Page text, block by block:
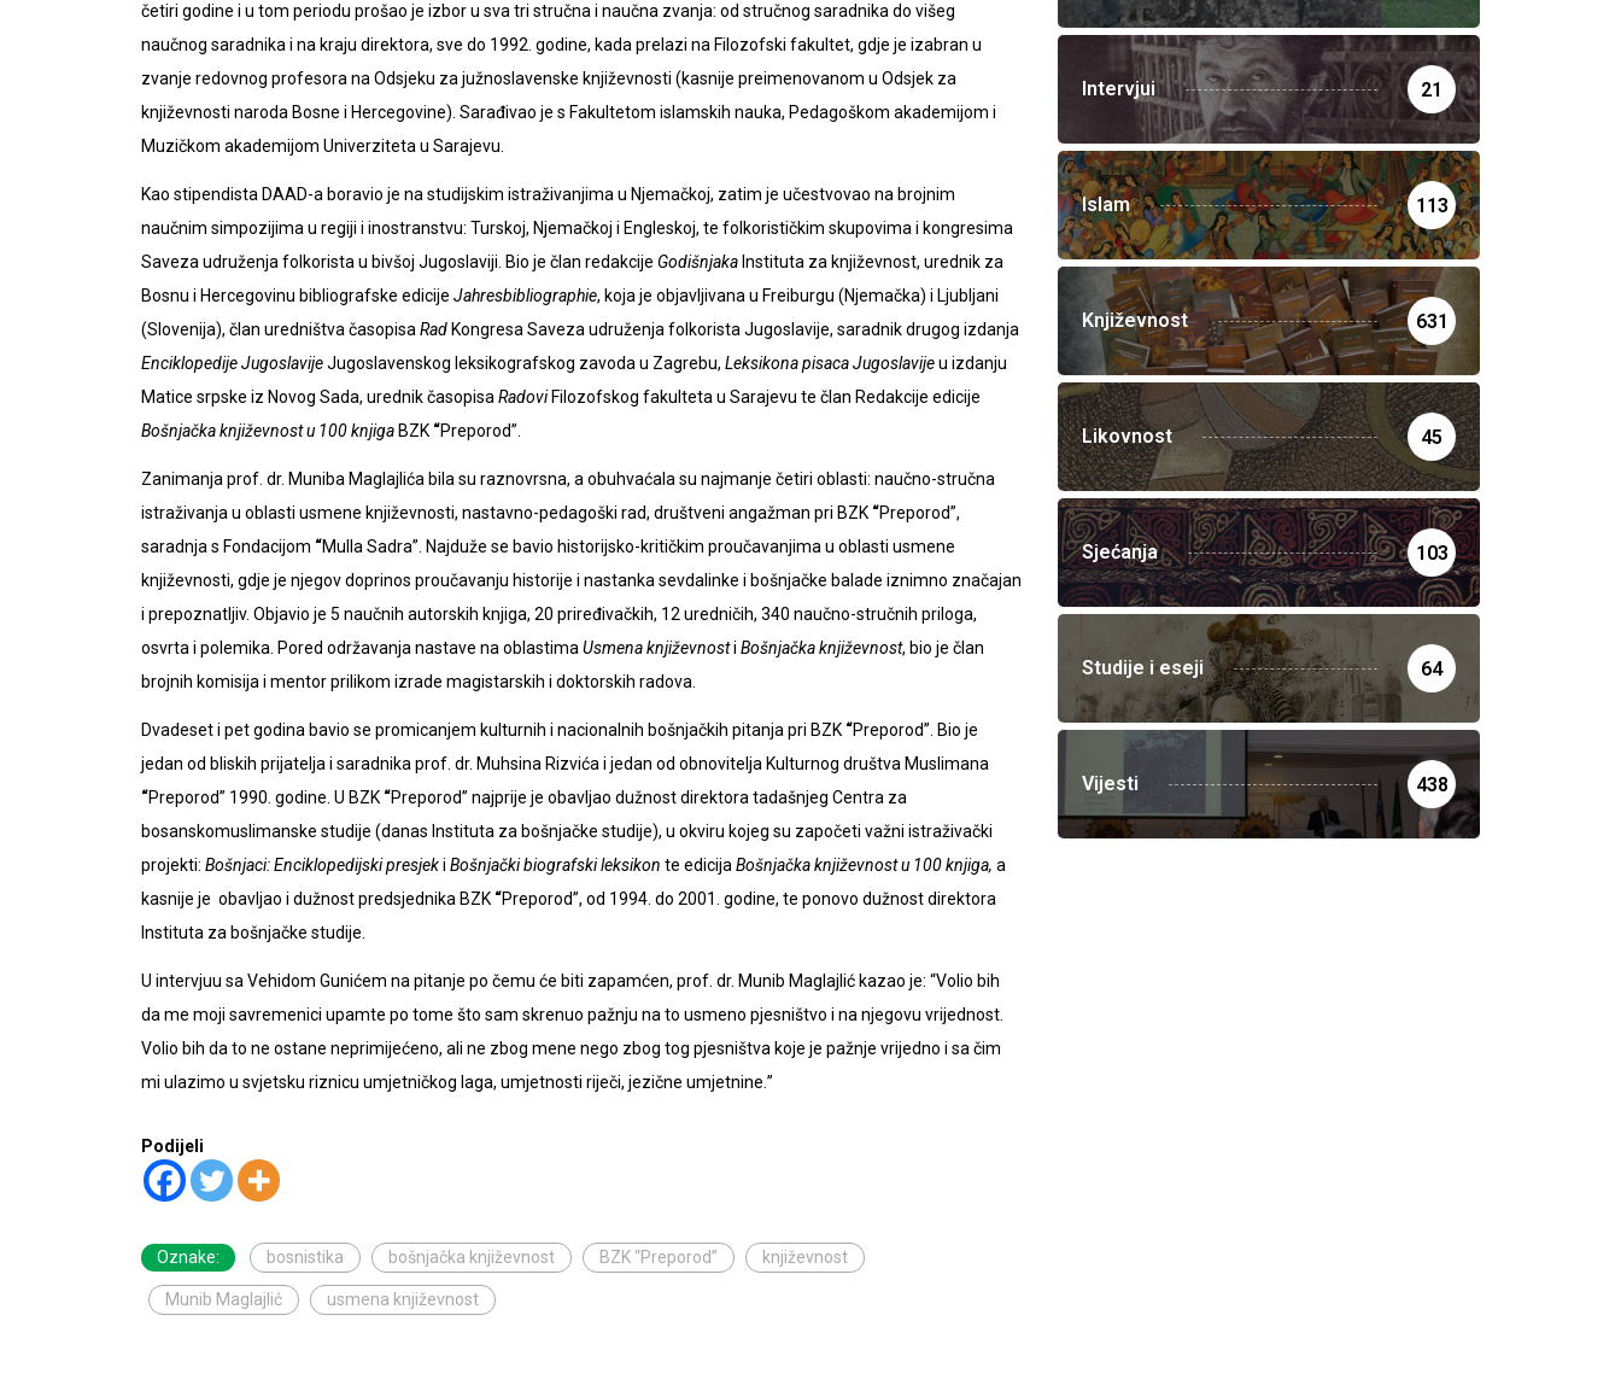
četiri godine i u tom periodu prošao je izbor u sva tri stručna i naučna zvanja: od stručnog saradnika do višeg
naučnog saradnika i na kraju direktora, sve do 1992. godine, kada prelazi na Filozofski fakultet, gdje je izabran u
zvanje redovnog profesora na Odsjeku za južnoslavenske književnosti (kasnije preimenovanom u Odsjek za
književnosti naroda Bosne i Hercegovine). Sarađivao je s Fakultetom islamskih nauka, Pedagoškom akademijom i
Muzičkom akademijom Univerziteta u Sarajevu.
Kao stipendista DAAD-a boravio je na studijskim istraživanjima u Njemačkoj, zatim je učestvovao na brojnim
naučnim simpozijima u regiji i inostranstvu: Turskoj, Njemačkoj i Engleskoj, te folkorističkim skupovima i kongresima
Saveza udruženja folkorista u bivšoj Jugoslaviji. Bio je član redakcije Godišnjaka Instituta za književnost, urednik za
Bosnu i Hercegovinu bibliografske edicije Jahresbibliographie, koja je objavljivana u Freiburgu (Njemačka) i Ljubljani
(Slovenija), član uredništva časopisa Rad Kongresa Saveza udruženja folkorista Jugoslavije, saradnik drugog izdanja
Enciklopedije JugoslavijeJugoslavenskog leksikografskog zavoda u Zagrebu, Leksikona pisaca Jugoslavijeu izdanju
Matice srpske iz Novog Sada, urednik časopisa RadoviFilozofskog fakulteta u Sarajevu te član Redakcije edicije
Bošnjačka književnost u 100 knjiga BZK “Preporod”.
Zanimanja prof. dr. Muniba Maglajlića bila su raznovrsna, a obuhvaćala su najmanje četiri oblasti: naučno-stručna
istraživanja u oblasti usmene književnosti, nastavno-pedagoški rad, društveni angažman pri BZK “Preporod”,
saradnja s Fondacijom “Mulla Sadra”. Najduže se bavio historijsko-kritičkim proučavanjima u oblasti usmene
književnosti, gdje je njegov doprinos proučavanju historije i nastanka sevdalinke i bošnjačke balade iznimno značajan
i prepoznatljiv. Objavio je 5 naučnih autorskih knjiga, 20 priređivačkih, 12 uredničih, 340 naučno-stručnih priloga,
osvrta i polemika. Pored održavanja nastave na oblastima Usmena književnosti Bošnjačka književnost, bio je član
brojnih komisija i mentor prilikom izrade magistarskih i doktorskih radova.
Dvadeset i pet godina bavio se promicanjem kulturnih i nacionalnih bošnjačkih pitanja pri BZK “Preporod”. Bio je
jedan od bliskih prijatelja i saradnika prof. dr. Muhsina Rizvića i jedan od obnovitelja Kulturnog društva Muslimana
“Preporod” 1990. godine. U BZK “Preporod” najprije je obavljao dužnost direktora tadašnjeg Centra za
bosanskomuslimanske studije (danas Instituta za bošnjačke studije), u okviru kojeg su započeti važni istraživački
projekti: Bošnjaci: Enciklopedijski presjeki Bošnjački biografski leksikon te edicija Bošnjačka književnost u 100 knjiga, a
kasnije je obavljao i dužnost predsjednika BZK “Preporod”, od 1994. do 2001. godine, te ponovo dužnost direktora
Instituta za bošnjačke studije.
U intervjuu sa Vehidom Gunićem na pitanje po čemu će biti zapamćen, prof. dr. Munib Maglajlić kazao je: “Volio bih
da me moji savremenici upamte po tome što sam skrenuo pažnju na to usmeno pjesništvo i na njegovu vrijednost.
Volio bih da to ne ostane neprimijećeno, ali ne zbog mene nego zbog tog pjesništva koje je pažnje vrijedno i sa čim
mi ulazimo u svjetsku riznicu umjetničkog laga, umjetnosti riječi, jezične umjetnine. ”
Podijeli
Oznake: bosnistika bošnjačka književnost BZK “Preporod” književnost
Munib Maglajlić usmena književnost
Intervjui 21
Islam 113
Književnost 631
Likovnost 45
Sjećanja 103
Studije i eseji 64
Vijesti 438